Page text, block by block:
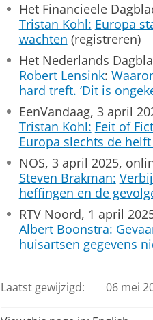
Het Financieele
Tristan Kohl: Europa
wachten (registreren)
Het Nederlands
Robert Lensink:
hard treft. ‘Dit is
EenVandaag, 3 april
Tristan Kohl: Feit of
Europa slechts de
NOS, 3 april 2025,
Steven Brakman:
heffingen en de
RTV Noord, 1 april
Albert Boonstra:
huisartsen gegevens
Laatst gewijzigd: 06 mei